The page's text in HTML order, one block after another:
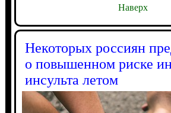
Наверх
Некоторых россиян
о повышенном риске
инсульта летом